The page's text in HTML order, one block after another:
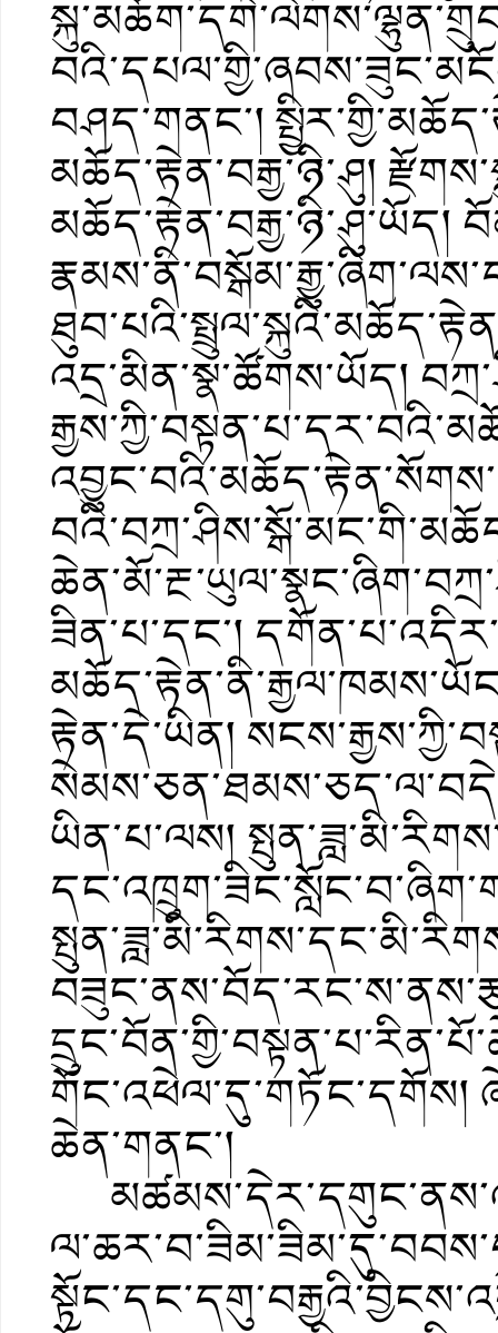
བཤད་གནང་།
མཆོད་རྟེན་བརྒྱ་ཉི་ཤུ།
མཆོད་རྟེན་བརྒྱ་ཉི་ཤུ་ཡོད།
འདྲ་མིན་སྣ་ཚོགས་ཡོད།
ཟིན་པ་དང་།
རྟེན་དེ་ཡིན།
ཡིན་པ་ལས།
གོང་འཕེལ་དུ་གཏོང་དགོས།
ཆེན་གནང་།